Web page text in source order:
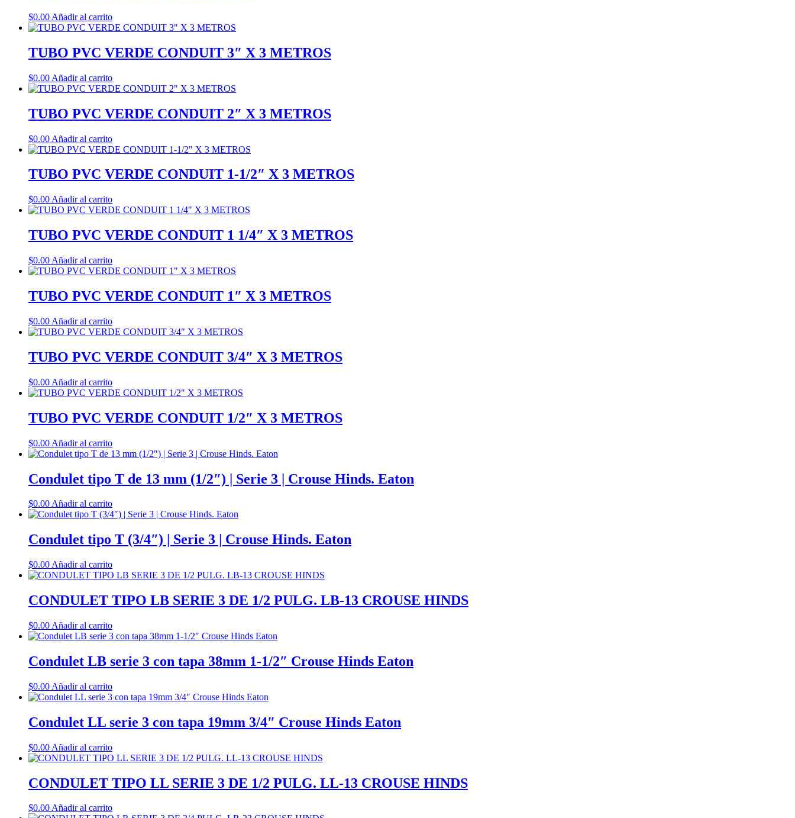
$0.00 Añadir al carrito
TUBO PVC VERDE CONDUIT 3″ X 3 METROS
$0.00 Añadir al carrito
TUBO PVC VERDE CONDUIT 2″ X 3 METROS
$0.00 Añadir al carrito
TUBO PVC VERDE CONDUIT 1-1/2″ X 3 METROS
$0.00 Añadir al carrito
TUBO PVC VERDE CONDUIT 1 1/4″ X 3 METROS
$0.00 Añadir al carrito
TUBO PVC VERDE CONDUIT 1″ X 3 METROS
$0.00 Añadir al carrito
TUBO PVC VERDE CONDUIT 3/4″ X 3 METROS
$0.00 Añadir al carrito
TUBO PVC VERDE CONDUIT 1/2″ X 3 METROS
$0.00 Añadir al carrito
Condulet tipo T de 13 mm (1/2″) | Serie 3 | Crouse Hinds. Eaton
$0.00Añadir al carrito
Condulet tipo T (3/4″) | Serie 3 | Crouse Hinds. Eaton
$0.00 Añadir al carrito
CONDULET TIPO LB SERIE 3 DE 1/2 PULG. LB-13 CROUSE HINDS
$0.00 Añadir al carrito
Condulet LB serie 3 con tapa 38mm 1-1/2″ Crouse Hinds Eaton
$0.00 Añadir al carrito
Condulet LL serie 3 con tapa 19mm 3/4″ Crouse Hinds Eaton
$0.00 Añadir al carrito
CONDULET TIPO LL SERIE 3 DE 1/2 PULG. LL-13 CROUSE HINDS
$0.00Añadir al carrito